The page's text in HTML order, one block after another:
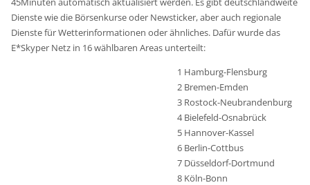
Dienste wie die Börsenkurse oder Newsticker, aber auch regionale
Dienste für Wetterinformationen oder ähnliches. Dafür wurde das
E*Skyper Netz in 16 wählbaren Areas unterteilt:
1 Hamburg-Flensburg
2 Bremen-Emden
3 Rostock-Neubrandenburg
4 Bielefeld-Osnabrück
5 Hannover-Kassel
6 Berlin-Cottbus
7 Düsseldorf-Dortmund
8 Köln-Bonn